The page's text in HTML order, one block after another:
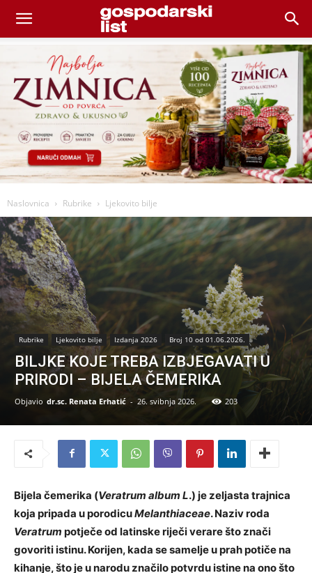
Naslovnica Rubrike Ljekovito bilje
Rubrike Ljekovito bilje Izdanja 2026 Broj 10 od 01.06.2026.
BILJKE KOJE TREBA IZBJEGAVATI U
PRIRODI – BIJELA ČEMERIKA
Objavio dr.sc. Renata Erhatić - 26. svibnja 2026. 203
Bijela čemerika (Veratrum album L.) je zeljasta trajnica
koja pripada u porodicuMelanthiaceae. Naziv roda
Veratrum potječe od latinske riječi verare što znači
govoriti istinu. Korijen, kada se samelje u prah potiče na
kihanje, što je u narodu značilo potvrdu istine na ono što